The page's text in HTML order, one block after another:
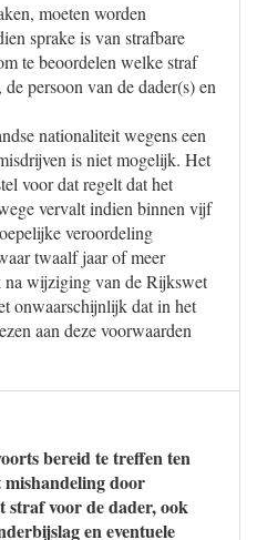
moeten worden
sprake is van strafbare
te beoordelen welke straf
persoon van de dader(s) en
nationaliteit wegens een
is niet mogelijk. Het
voor dat regelt dat het
vervalt indien binnen vijf
veroordeling
twaalf jaar of meer
na wijziging van de Rijkswet
onwaarschijnlijk dat in het
aan deze voorwaarden
bereid te treffen ten
mishandeling door
voor de dader, ook
en eventuele